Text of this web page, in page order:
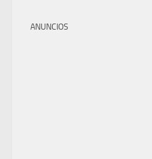
ANUNCIOS